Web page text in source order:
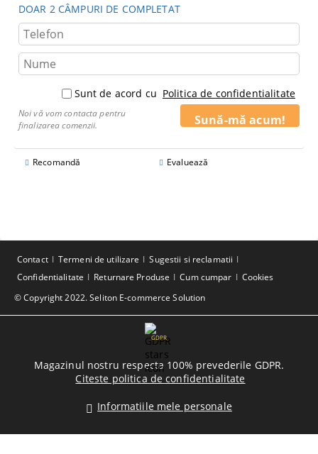
DOAR 2 CÂMPURI DE COMPLETAT
Sunt de acord cu Politica de confidentialitate
Noi vă vom contacta pentru
finalizarea comenzii.
Recomandă Evaluează
© Copyright 2022. Seliton E-commerce Solution
Contact Termeni de utilizare
Sugestii si reclamatii
Confidentialitate
Returnare Produse Cum cumpar Cookies
GDPR
Magazinul nostru respecta 100% prevederile GDPR.
Citeste politica de confidentialitate
Informatiile mele personale